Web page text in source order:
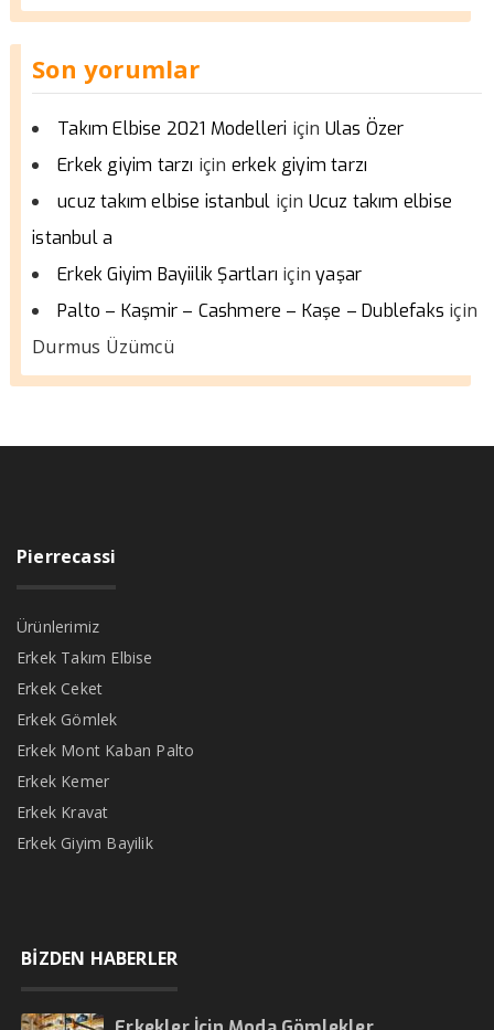
Son yorumlar
Takım Elbise 2021 Modelleri için Ulas Özer
Erkek giyim tarzı için erkek giyim tarzı
ucuz takım elbise istanbul için Ucuz takım elbise
istanbul a
Erkek Giyim Bayiilik Şartları içinyaşar
Palto – Kaşmir – Cashmere – Kaşe – Dublefaks için
Durmus Üzümcü
Pierrecassi
Ürünlerimiz
Erkek Takım Elbise
Erkek Ceket
Erkek Gömlek
Erkek Mont Kaban Palto
Erkek Kemer
Erkek Kravat
Erkek Giyim Bayilik
BİZDEN HABERLER